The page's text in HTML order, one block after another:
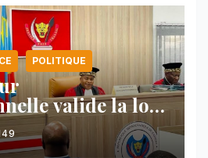
POLITIQUE
valide la loi
sous réserves de